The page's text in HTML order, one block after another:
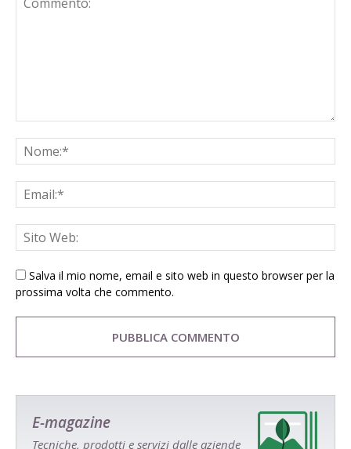
Salva il mio nome, email e sito web in questo browser per la
prossima volta che commento.
E-magazine
Tecniche, prodotti e servizi dalle aziende